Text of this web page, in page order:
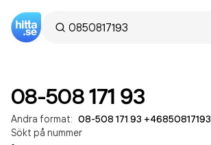
08-508 171 93
Andra format: 08-508 171 93 +46850817193
Sökt på nummer